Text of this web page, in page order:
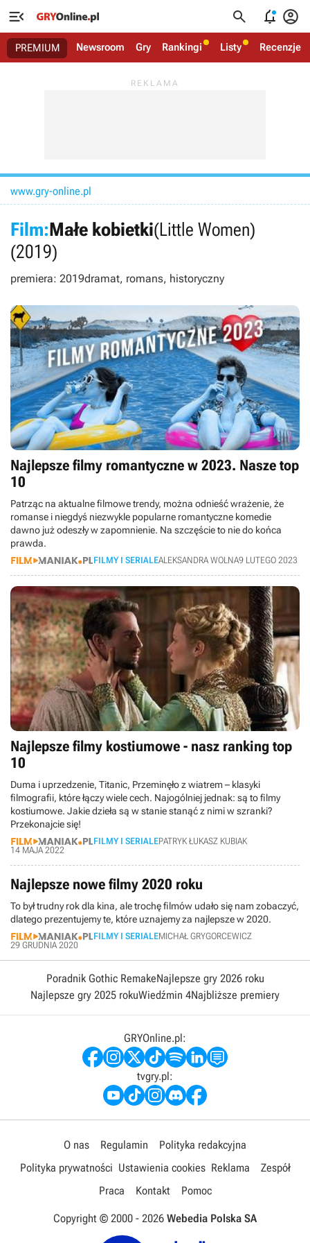
   
PREMIUM Newsroom Gry Rankingi Listy Recenzje
www.gry-online.pl
Film:Małe kobietki(Little Women)
(2019)
premiera: 2019dramat, romans, historyczny
Najlepsze filmy romantyczne w 2023. Nasze top
10
Patrząc na aktualne filmowe trendy, można odnieść wrażenie, że
romanse i niegdyś niezwykle popularne romantyczne komedie
dawno już odeszły w zapomnienie. Na szczęście to nie do końca
prawda.
FILMY I SERIALEALEKSANDRA WOLNA9 LUTEGO 2023
Najlepsze filmy kostiumowe - nasz ranking top
10
Duma i uprzedzenie, Titanic, Przeminęło z wiatrem – klasyki
filmografii, które łączy wiele cech. Najogólniej jednak: są to filmy
kostiumowe. Jakie dzieła są w stanie stanąć z nimi w szranki?
Przekonajcie się!
FILMY I SERIALEPATRYK ŁUKASZ KUBIAK
14 MAJA 2022
Najlepsze nowe filmy 2020 roku
To był trudny rok dla kina, ale trochę filmów udało się nam zobaczyć,
dlatego prezentujemy te, które uznajemy za najlepsze w 2020.
FILMY I SERIALEMICHAŁ GRYGORCEWICZ
29 GRUDNIA 2020
Poradnik Gothic RemakeNajlepsze gry 2026 roku
Najlepsze gry 2025 rokuWiedźmin 4Najbliższe premiery
GRYOnline.pl:
tvgry.pl:
O nas Regulamin
Polityka redakcyjna
Polityka prywatności Ustawienia cookies Reklama
Zespół
Praca
Kontakt Pomoc
Copyright © 2000 - 2026 Webedia Polska SA